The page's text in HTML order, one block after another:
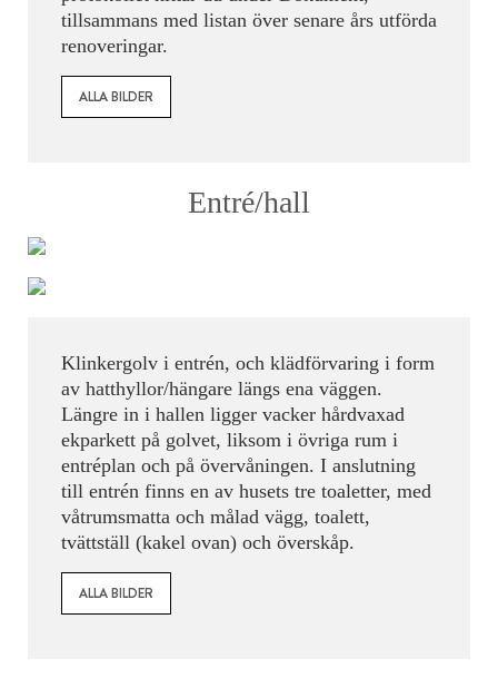
tillsammans med listan över senare års utförda
renoveringar.
ALLA BILDER
Entré/hall
Klinkergolv i entrén, och klädförvaring i form
av hatthyllor/hängare längs ena väggen.
Längre in i hallen ligger vacker hårdvaxad
ekparkett på golvet, liksom i övriga rum i
entréplan och på övervåningen. I anslutning
till entrén finns en av husets tre toaletter, med
våtrumsmatta och målad vägg, toalett,
tvättställ (kakel ovan) och överskåp.
ALLA BILDER